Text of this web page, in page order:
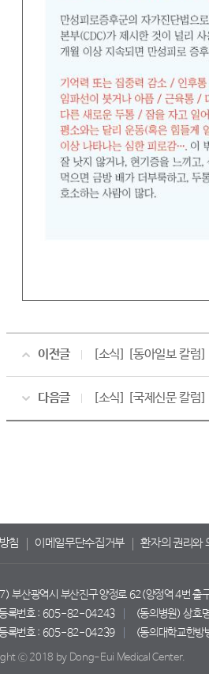
이전글 [소식] [동아일보 칼럼]
다음글 [소식] [국제신문 칼럼]
침 이메일무단수집거부 환자의 권리와
부산광역시 부산진구 양정로 62(양정역 4번 출
록번호 : 605-82-04243
(동의병원) 상호
록번호 : 605-82-04239
(동의대학교한방
ⓒ 2018 by Dong-Eui Medical Center.